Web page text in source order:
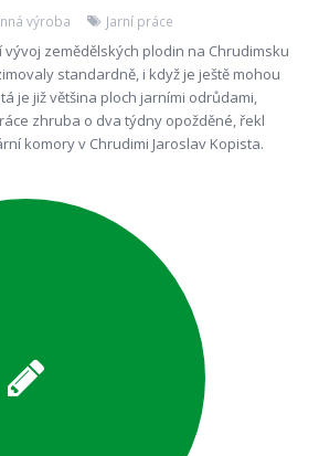
výroba Jarní práce
zemědělských plodin na Chrudimsku
standardně, i když je ještě mohou
je již většina ploch jarními odrůdami,
zhruba o dva týdny opožděné, řekl
komory v Chrudimi Jaroslav Kopista.